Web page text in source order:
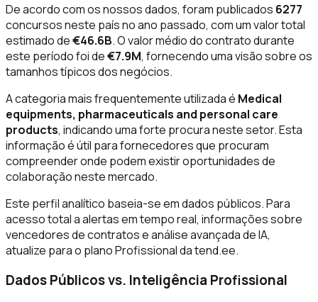
De acordo com os nossos dados, foram publicados 6277
concursos neste país no ano passado, com um valor total
estimado de€46.6B. O valor médio do contrato durante
este período foi de€7.9M, fornecendo uma visão sobre os
tamanhos típicos dos negócios.
A categoria mais frequentemente utilizada é Medical
equipments, pharmaceuticals and personal care
products, indicando uma forte procura neste setor. Esta
informação é útil para fornecedores que procuram
compreender onde podem existir oportunidades de
colaboração neste mercado.
Este perfil analítico baseia-se em dados públicos. Para
acesso total a alertas em tempo real, informações sobre
vencedores de contratos e análise avançada de IA,
atualize para o plano Profissional da tend.ee.
Dados Públicos vs. Inteligência Profissional